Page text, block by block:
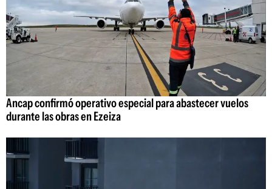
Ancap confirmó operativo especial para abastecer vuelos
durante las obras en Ezeiza